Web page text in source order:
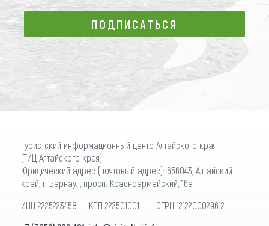
ПОДПИСАТЬСЯ
ПОДПИСАТЬСЯ
Туристский информационный центр Алтайского края
(ТИЦ Алтайского края)
Юридический адрес (почтовый адрес): 656043, Алтайский
край, г. Барнаул, просп. Красноармейский, 16а
ИНН 2225223458 КПП 222501001 ОГРН 1212200029612